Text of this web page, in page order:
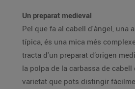
Un preparat medieval
Pel que fa al cabell d'àngel, una
típica, és una mica més
tracta d'un preparat d’origen
la polpa de la carbassa de cabell
varietat que pots distingir